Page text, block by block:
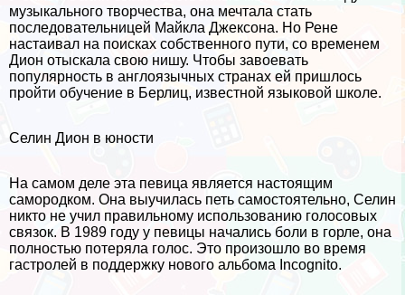
музыкального творчества, она мечтала стать
последовательницей Майкла Джексона. Но Рене
настаивал на поисках собственного пути, со временем
Дион отыскала свою нишу. Чтобы завоевать
популярность в англоязычных странах ей пришлось
пройти обучение в Берлиц, известной языковой школе.
Селин Дион в юности
На самом деле эта певица является настоящим
самородком. Она выучилась петь самостоятельно, Селин
никто не учил правильному использованию голосовых
связок. В 1989 году у певицы начались боли в горле, она
полностью потеряла голос. Это произошло во время
гастролей в поддержку нового альбома Incognito.